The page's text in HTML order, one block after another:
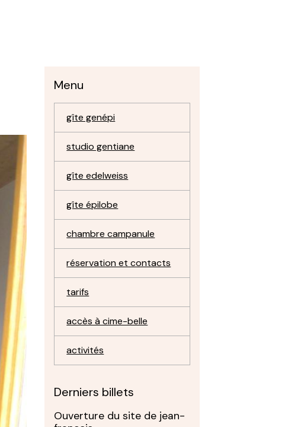
Menu
gîte genépi
studio gentiane
gîte edelweiss
gîte épilobe
chambre campanule
réservation et contacts
tarifs
accès à cime-belle
activités
Derniers billets
Ouverture du site de jean-